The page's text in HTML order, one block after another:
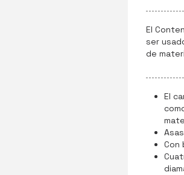
El
ser
de
El
Con